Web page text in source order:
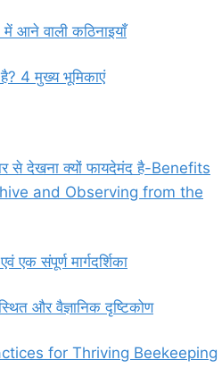
आने वाली कठिनाइयाँ
4 मुख्य भूमिकाएं
से देखना क्यों फायदेमंद है-Benefits
and Observing from the
संपूर्ण मार्गदर्शिका
और वैज्ञानिक दृष्टिकोण
for Thriving Beekeeping